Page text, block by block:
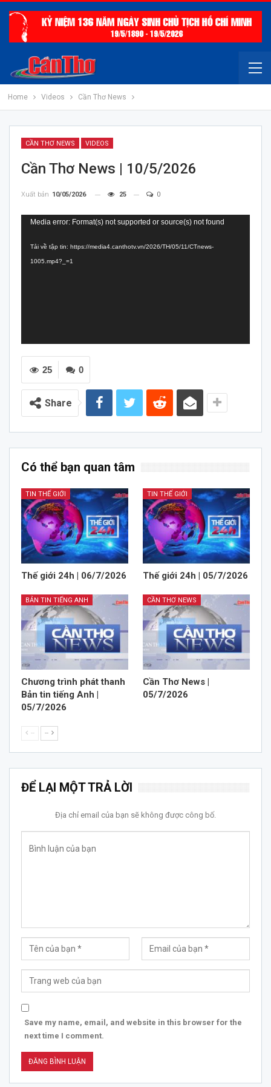
Home Videos Cần Thơ News
CẦN THƠ NEWS VIDEOS
Cần Thơ News | 10/5/2026
Xuất bản 10/05/2026 25 0
Trình
Video
Media error: Format(s) not supported or source(s) not found
Tải về tập tin: https://media4.canthotv.vn/2026/TH/05/11/CTnews-
1005.mp4?_=1
0
25
Share
Có thể bạn quan tâm
TIN THẾ GIỚI
Thế giới 24h | 06/7/2026
TIN THẾ GIỚI
Thế giới 24h | 05/7/2026
BẢN TIN TIẾNG ANH
Chương trình phát thanh
Bản tin tiếng Anh |
05/7/2026
CẦN THƠ NEWS
Cần Thơ News |
05/7/2026
-- --
ĐỂ LẠI MỘT TRẢ LỜI
Địa chỉ email của bạn sẽ không được công bố.
Save my name, email, and website in this browser for the
next time I comment.